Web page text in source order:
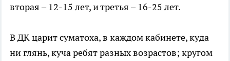
вторая – 12-15 лет, и третья – 16-25 лет.
В ДК царит суматоха, в каждом кабинете, куда
ни глянь, куча ребят разных возрастов; кругом